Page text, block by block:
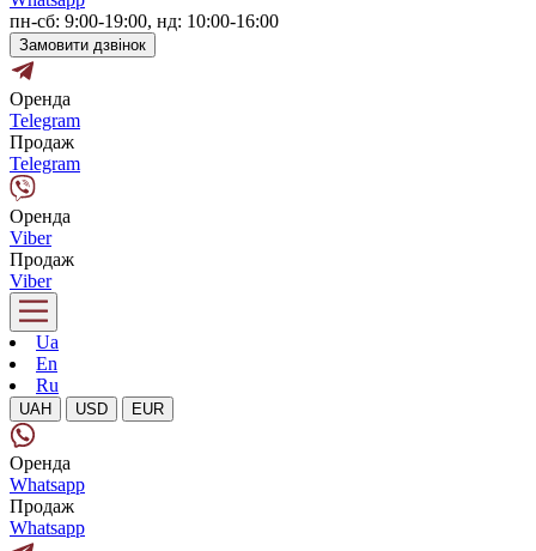
пн-сб: 9:00-19:00, нд: 10:00-16:00
Замовити дзвінок
Оренда
Telegram
Продаж
Telegram
Оренда
Viber
Продаж
Viber
Ua
En
Ru
UAH USD EUR
Оренда
Whatsapp
Продаж
Whatsapp